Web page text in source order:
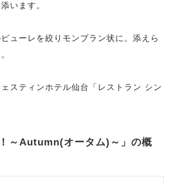
います。
ューレを絞りモンブラン状に。添えら
スティンホテル仙台「レストラン シン
～Autumn(オータム)～」の概